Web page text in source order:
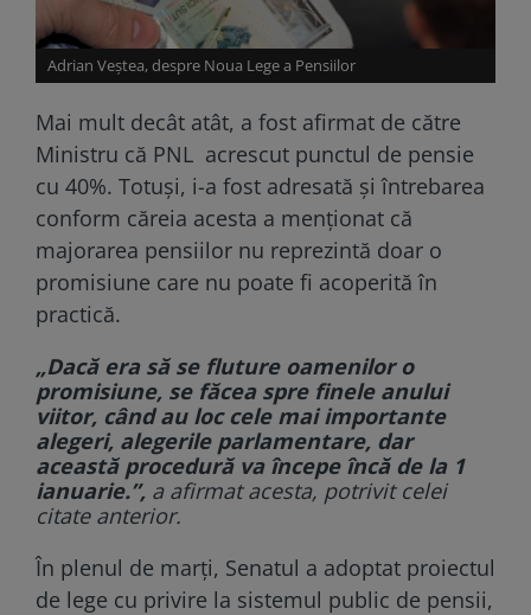
Adrian Veștea, despre Noua Lege a Pensiilor
Mai mult decât atât, a fost afirmat de către
Ministru că PNL acrescut punctul de pensie
cu 40%. Totuși, i-a fost adresată și întrebarea
conform căreia acesta a menționat că
majorarea pensiilor nu reprezintă doar o
promisiune care nu poate fi acoperită în
practică.
„Dacă era să se fluture oamenilor o
promisiune, se făcea spre finele anului
viitor, când au loc cele mai importante
alegeri, alegerile parlamentare, dar
această procedură va începe încă de la 1
ianuarie.”, a afirmat acesta, potrivit celei
citate anterior.
În plenul de marți, Senatul a adoptat proiectul
de lege cu privire la sistemul public de pensii,